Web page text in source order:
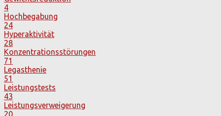
4
Hochbegabung
24
Hyperaktivität
28
Konzentrationsstörungen
71
Legasthenie
51
Leistungstests
43
Leistungsverweigerung
20